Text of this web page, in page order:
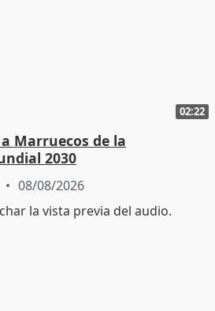
02:22
Marruecos de la
2030
08/08/2026